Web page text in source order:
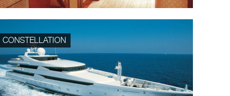
CONSTELLATION